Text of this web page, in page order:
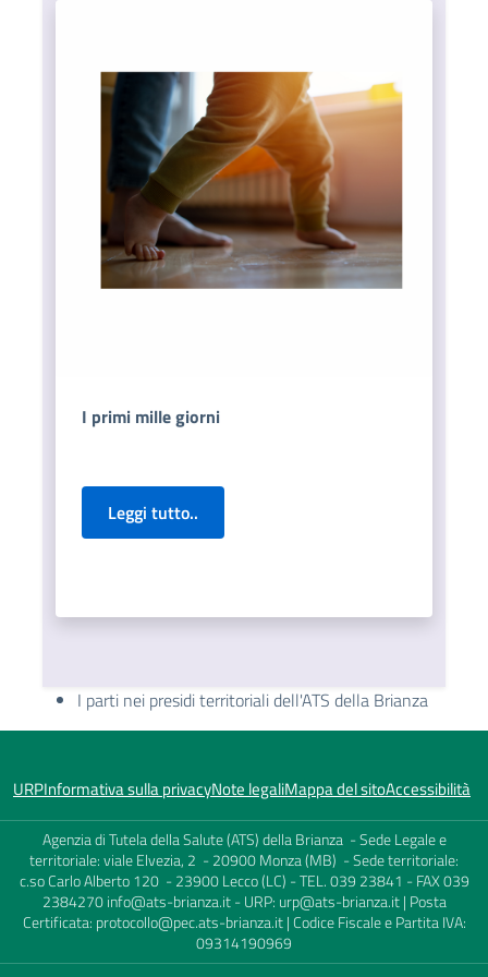
I primi mille giorni
Leggi tutto..
I parti nei presidi territoriali dell'ATS della Brianza
URPInformativa sulla privacyNote legaliMappa del sitoAccessibilità
Agenzia di Tutela della Salute (ATS) della Brianza - Sede Legale e
territoriale: viale Elvezia, 2 - 20900 Monza (MB) - Sede territoriale:
c.so Carlo Alberto 120 - 23900 Lecco (LC) - TEL. 039 23841 - FAX 039
2384270 info@ats-brianza.it- URP: urp@ats-brianza.it| Posta
Certificata: protocollo@pec.ats-brianza.it| Codice Fiscale e Partita IVA:
09314190969